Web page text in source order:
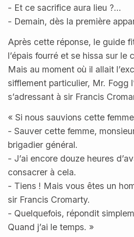
- Et ce sacrifice aura lieu ?…
- Demain, dès la première
Après cette réponse, le guide
l’épais fourré et se hissa sur le
Mais au moment où il allait
sifflement particulier, Mr. Fogg
s’adressant à sir Francis
« Si nous sauvions cette
- Sauver cette femme,
brigadier général.
- J’ai encore douze heures
consacrer à cela.
- Tiens ! Mais vous êtes un
sir Francis Cromarty.
- Quelquefois, répondit
Quand j’ai le temps. »